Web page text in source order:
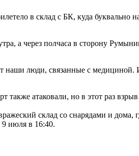
в склад с БК, куда
а через полчаса в сторону
наши люди, связанные с
также атаковали, но в этот раз
склад со снарядами и
июля в 16:40.